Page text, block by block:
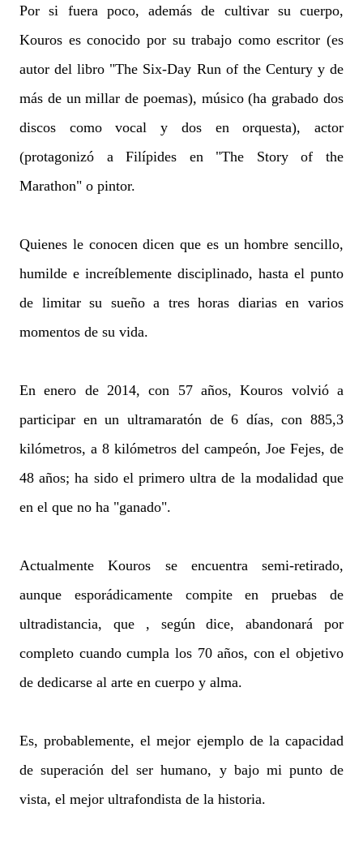
Por si fuera poco, además de cultivar su cuerpo,
Kouros es conocido por su trabajo como escritor (es
autor del libro "The Six-Day Run of the Century y de
más de un millar de poemas), músico (ha grabado dos
discos como vocal y dos en orquesta), actor
(protagonizó a Filípides en "The Story of the
Marathon" o pintor.
Quienes le conocen dicen que es un hombre sencillo,
humilde e increíblemente disciplinado, hasta el punto
de limitar su sueño a tres horas diarias en varios
momentos de su vida.
En enero de 2014, con 57 años, Kouros volvió a
participar en un ultramaratón de 6 días, con 885,3
kilómetros, a 8 kilómetros del campeón, Joe Fejes, de
48 años; ha sido el primero ultra de la modalidad que
en el que no ha "ganado".
Actualmente Kouros se encuentra semi-retirado,
aunque esporádicamente compite en pruebas de
ultradistancia, que , según dice, abandonará por
completo cuando cumpla los 70 años, con el objetivo
de dedicarse al arte en cuerpo y alma.
Es, probablemente, el mejor ejemplo de la capacidad
de superación del ser humano, y bajo mi punto de
vista, el mejor ultrafondista de la historia.